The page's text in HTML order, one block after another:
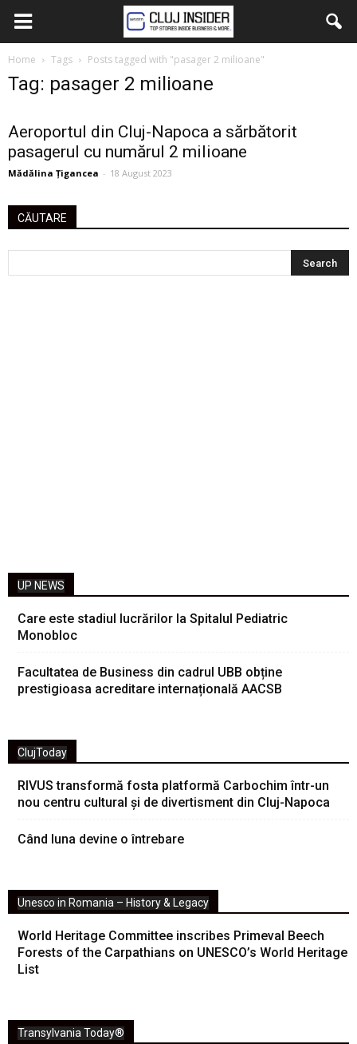
Home Tags Posts tagged with "pasager 2 milioane"
Tag: pasager 2 milioane
Aeroportul din Cluj-Napoca a sărbătorit
pasagerul cu numărul 2 milioane
Mădălina Țigancea - 18 August 2023
CĂUTARE
UP NEWS
Care este stadiul lucrărilor la Spitalul Pediatric
Monobloc
Facultatea de Business din cadrul UBB obține
prestigioasa acreditare internațională AACSB
ClujToday
RIVUS transformă fosta platformă Carbochim într-un
nou centru cultural și de divertisment din Cluj-Napoca
Când luna devine o întrebare
Unesco in Romania – History & Legacy
World Heritage Committee inscribes Primeval Beech
Forests of the Carpathians on UNESCO’s World Heritage
List
Transylvania Today®